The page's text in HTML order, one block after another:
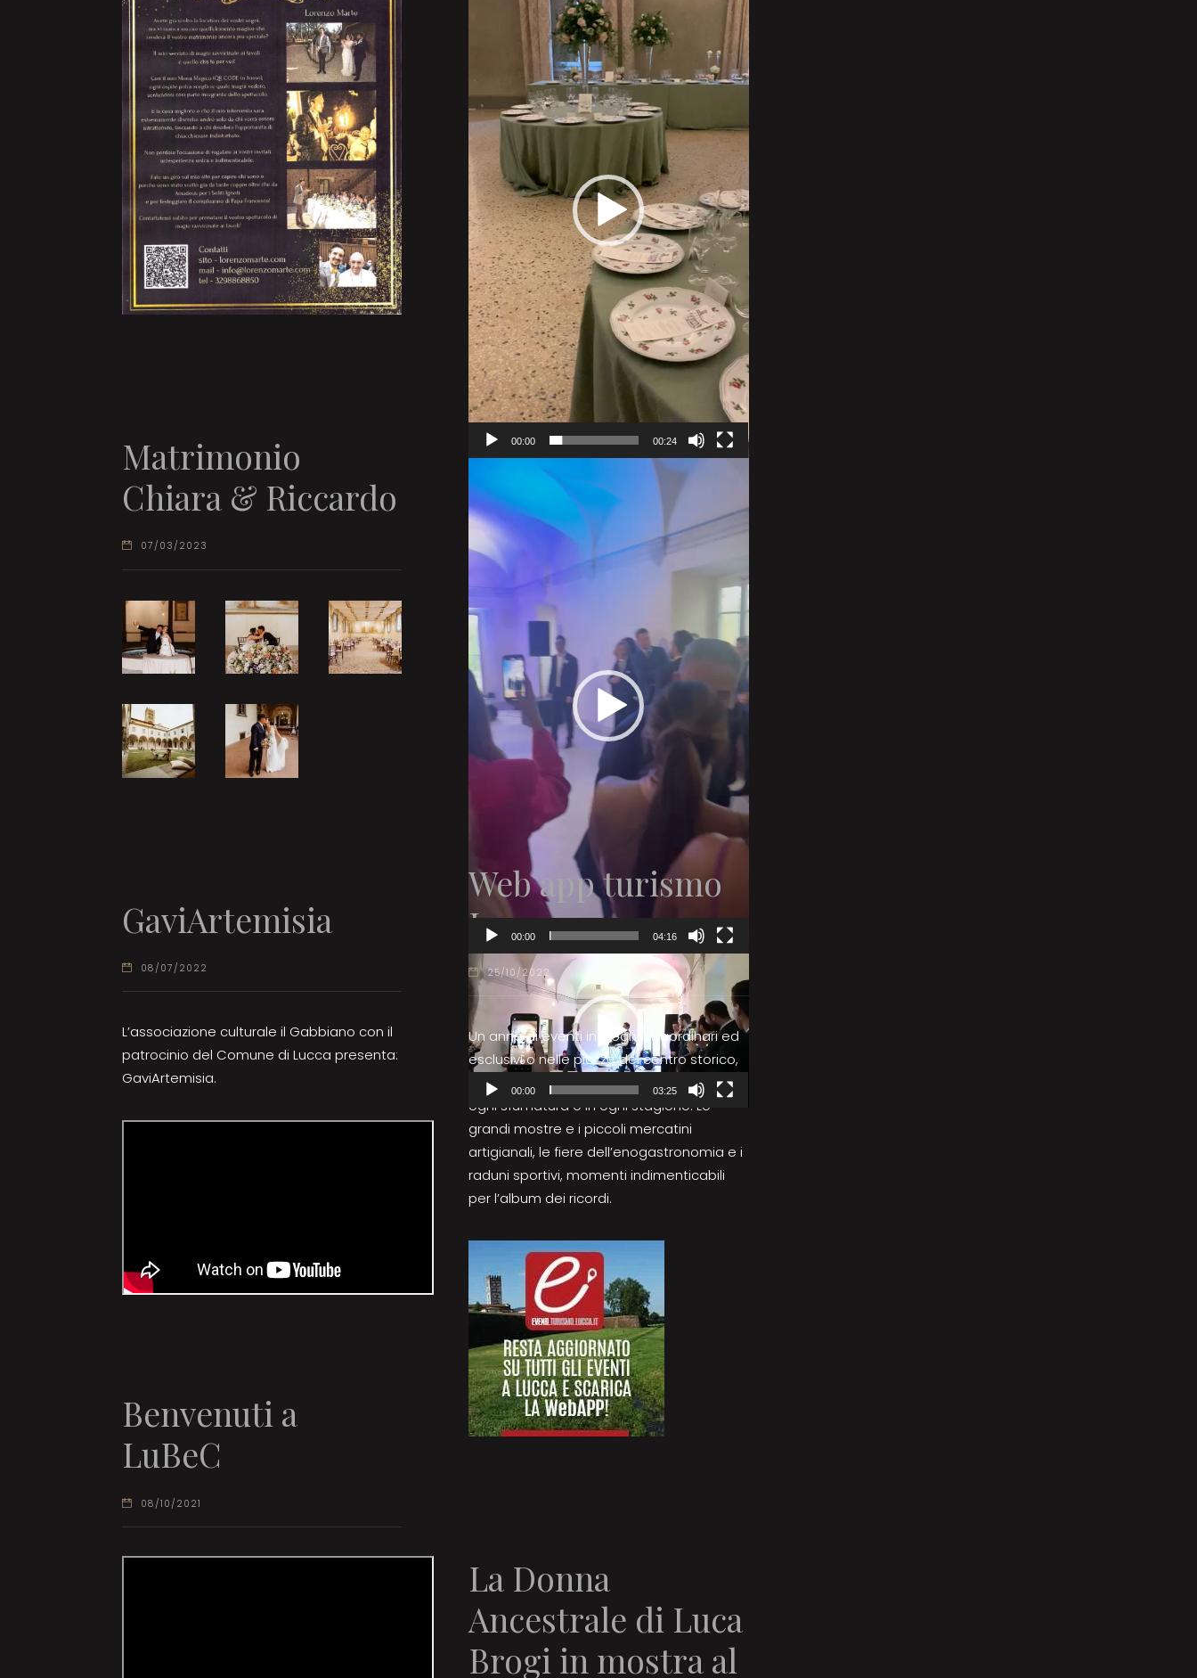
00:00 00:24
Player
00:00 04:16
Video
Player
00:00 03:25
Matrimonio
Chiara & Riccardo
07/03/2023
Web app turismo
Lucca
25/10/2022
Un anno di eventi in luoghi straordinari ed
esclusivi o nelle piazze del centro storico,
per vivere la città e la Piana di Lucca in
ogni sfumatura e in ogni stagione. Le
grandi mostre e i piccoli mercatini
artigianali, le fiere dell’enogastronomia e i
raduni sportivi, momenti indimenticabili
per l’album dei ricordi.
GaviArtemisia
08/07/2022
L’associazione culturale il Gabbiano con il
patrocinio del Comune di Lucca presenta:
GaviArtemisia.
Benvenuti a
LuBeC
08/10/2021
La Donna
Ancestrale di Luca
Brogi in mostra al